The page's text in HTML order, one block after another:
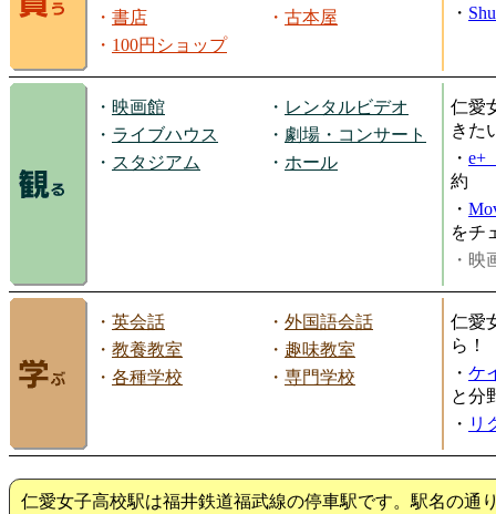
・ 書店 ・ 古本屋
・ 100円ショップ
・
・ 映画館 ・ レンタルビデオ
・ ライブハウス ・ 劇場・コンサート
・ スタジアム ・ ホール
仁愛
きた
・ e+
約
・
をチ
・映
・ 英会話 ・ 外国語会話
・ 教養教室 ・ 趣味教室
・ 各種学校 ・ 専門学校
仁愛
ら！
・ ケ
と分
・ リ
仁愛女子高校駅は福井鉄道福武線の停車駅です。駅名の通